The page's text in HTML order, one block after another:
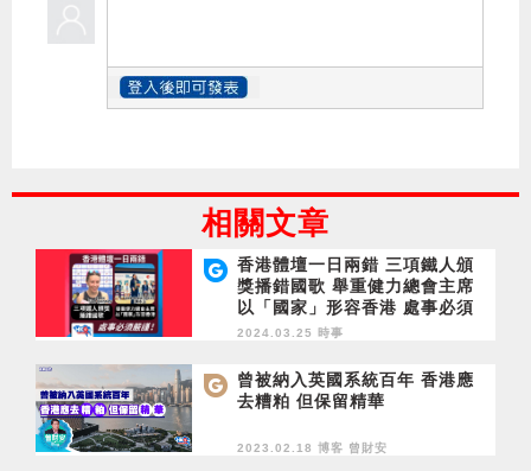
相關文章
香港體壇一日兩錯 三項鐵人頒
獎播錯國歌 舉重健力總會主席
以「國家」形容香港 處事必須
嚴謹！
2024.03.25 時事
曾被納入英國系統百年 香港應
去糟粕 但保留精華
2023.02.18 博客 曾財安